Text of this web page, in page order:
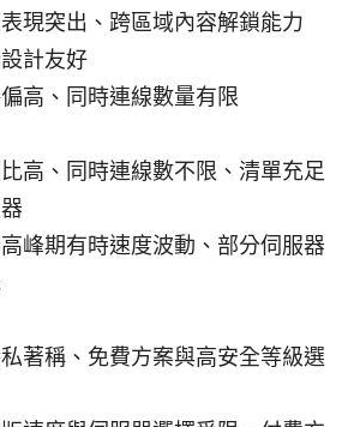
現突出、跨區域內容解鎖能力
計友好
高、同時連線數量有限
高、同時連線數不限、清單充足
峰期有時速度波動、部分伺服器
著稱、免費方案與高安全等級選